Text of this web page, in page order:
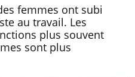
femmes ont subi
au travail. Les
plus souvent
sont plus